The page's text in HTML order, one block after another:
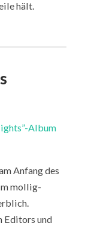
hält.
BRIGHT
Album
Anfang des
mollig-
Editors und